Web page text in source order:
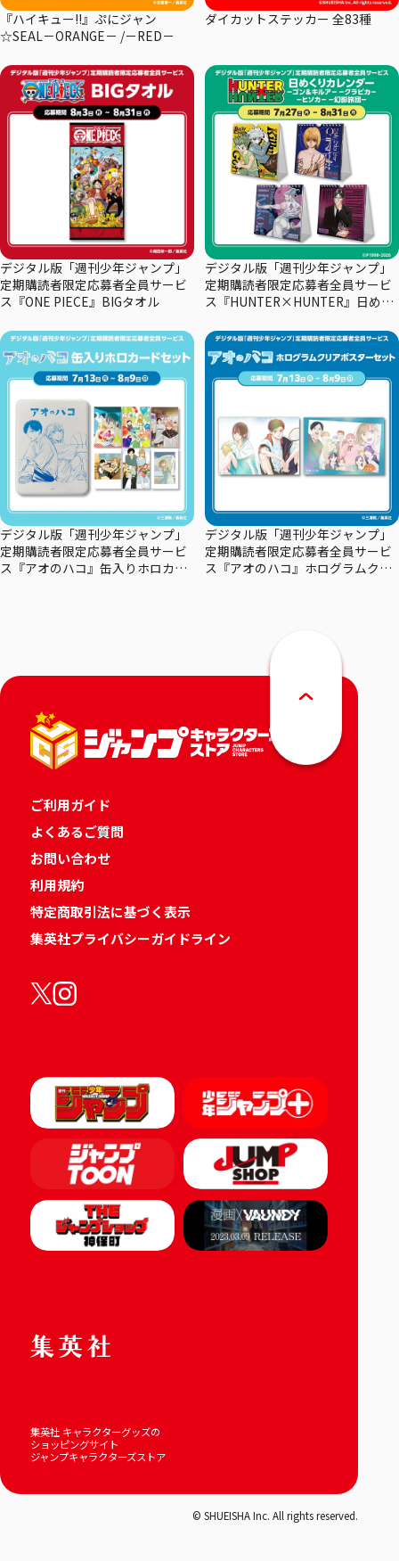
『ハイキュー!!』ぷにジャン
☆SEAL－ORANGE－ /－RED－
ダイカットステッカー 全83種
デジタル版「週刊少年ジャンプ」
定期購読者限定応募者全員サービ
ス『ONE PIECE』BIGタオル
デジタル版「週刊少年ジャンプ」
定期購読者限定応募者全員サービ
ス『HUNTER×HUNTER』日めく
デジタル版「週刊少年ジャンプ」
定期購読者限定応募者全員サービ
ス『アオのハコ』缶入りホロカー
デジタル版「週刊少年ジャンプ」
定期購読者限定応募者全員サービ
ス『アオのハコ』ホログラムクリ
ご利用ガイド
よくあるご質問
お問い合わせ
利用規約
特定商取引法に基づく表示
集英社プライバシーガイドライン
集英社 キャラクターグッズの
ショッピングサイト
ジャンプキャラクターズストア
© SHUEISHA Inc. All rights reserved.